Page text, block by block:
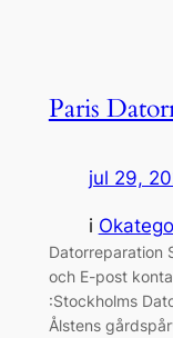
Paris
jul 29,
i
Datorreparation
och E-post
:Stockholms
Ålstens